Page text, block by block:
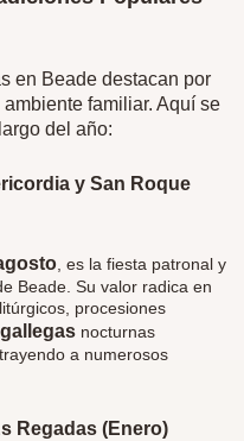
en Beade destacan por
familiar. Aquí se
del año:
y San Roque
, es la fiesta patronal y
Beade. Su valor radica en
procesiones
nocturnas
a numerosos
Regadas (Enero)